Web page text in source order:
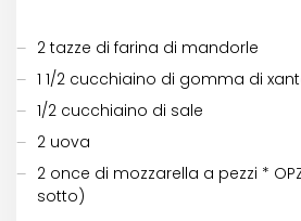
2 tazze di farina di mandorle
1 1/2 cucchiaino di gomma di
1/2 cucchiaino di sale
2 uova
2 once di mozzarella a pezzi *
sotto)